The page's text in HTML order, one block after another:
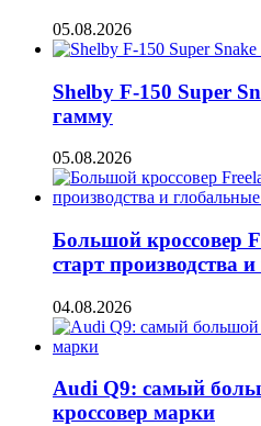
05.08.2026
Shelby F-150 Super
гамму
05.08.2026
Большой кроссовер
старт производства
04.08.2026
Audi Q9: самый
кроссовер марки